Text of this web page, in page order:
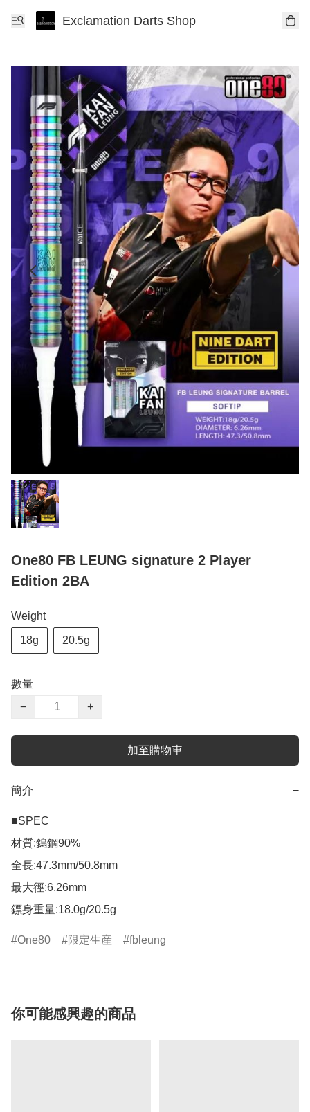
Exclamation Darts Shop
One80 FB LEUNG signature 2 Player
Edition 2BA
Weight
18g 20.5g
數量
−
+
加至購物車
簡介 −
■SPEC
材質:鎢鋼90%
全長:47.3mm/50.8mm
最大徑:6.26mm
鏢身重量:18.0g/20.5g
One80 限定生産 fbleung
你可能感興趣的商品